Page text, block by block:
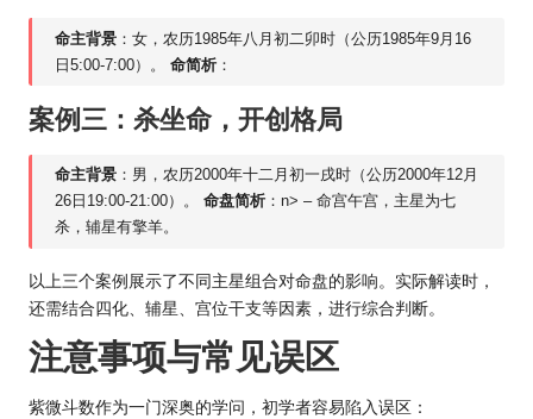
命主背景 ：女，农历1985年八月初二卯时（公历1985年9月16
日5:00-7:00）。命简析 ：
案例三：杀坐命，开创格局
命主背景 ：男，农历2000年十二月初一戌时（公历2000年12月
26日19:00-21:00）。命盘简析 ：n> – 命宫午宫，主星为七
杀，辅星有擎羊。
以上三个案例展示了不同主星组合对命盘的影响。实际解读时，
还需结合四化、辅星、宫位干支等因素，进行综合判断。
注意事项与常见误区
紫微斗数作为一门深奥的学问，初学者容易陷入误区：